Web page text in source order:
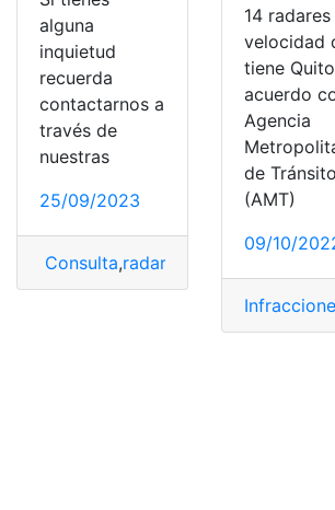
alguna
inquietud
recuerda
contactarnos a
través de
nuestras
25/09/2023
Consulta,radares
14
velocidad
tiene
acuerdo
Agencia
de Tránsito
(AMT)
09/10/